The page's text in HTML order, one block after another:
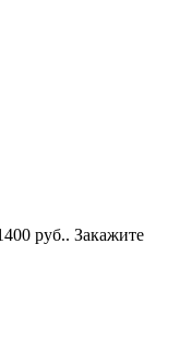
руб.. Закажите